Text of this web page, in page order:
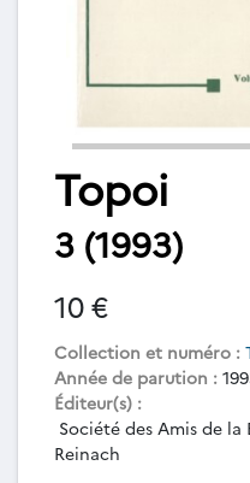
Topoi
3 (1993)
10 €
Collection et numéro :
Année de parution :
Éditeur(s) :
Société des Amis de
Reinach